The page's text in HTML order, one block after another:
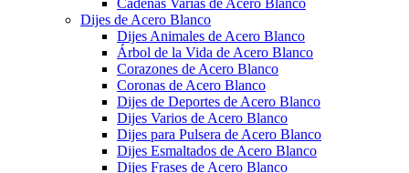
Dijes de Acero Blanco
Dijes Animales de Acero Blanco
Árbol de la Vida de Acero Blanco
Corazones de Acero Blanco
Coronas de Acero Blanco
Dijes de Deportes de Acero Blanco
Dijes Varios de Acero Blanco
Dijes para Pulsera de Acero Blanco
Dijes Esmaltados de Acero Blanco
Dijes Frases de Acero Blanco